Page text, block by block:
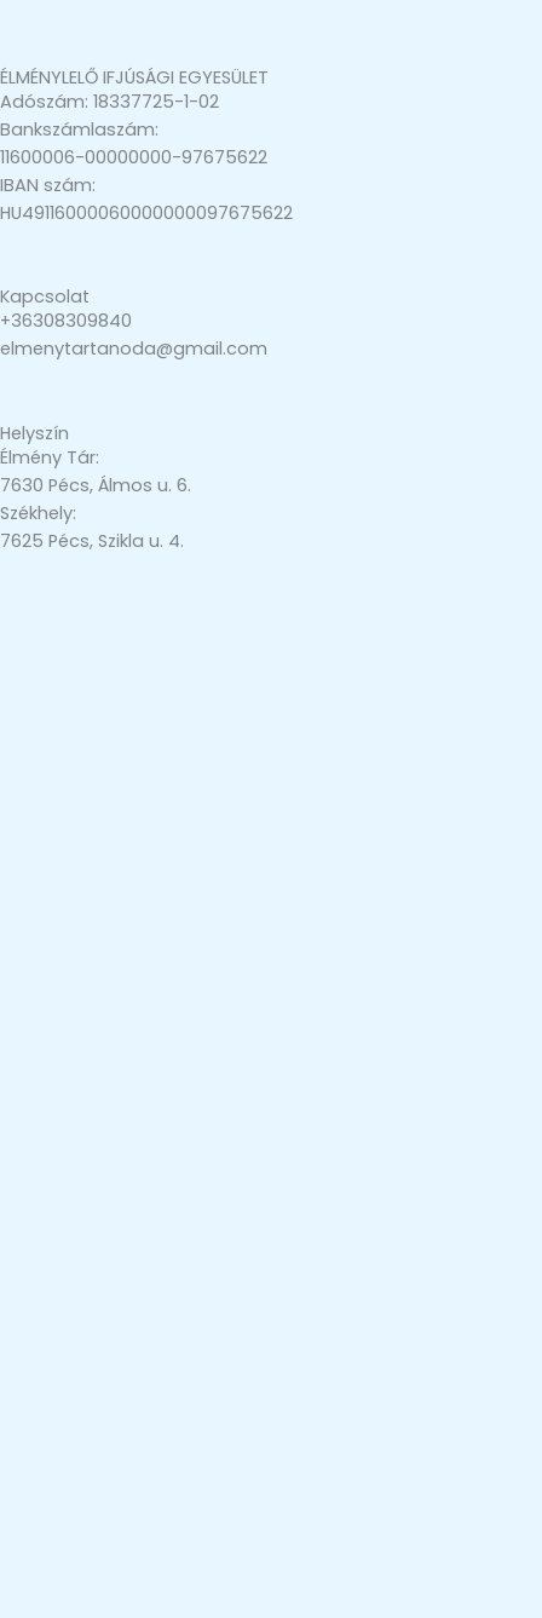
ÉLMÉNYLELŐ IFJÚSÁGI EGYESÜLET
Adószám: 18337725-1-02
Bankszámlaszám:
11600006-00000000-97675622
IBAN szám:
HU49116000060000000097675622
Kapcsolat
+36308309840
elmenytartanoda@gmail.com
Helyszín
Élmény Tár:
7630 Pécs, Álmos u. 6.
Székhely:
7625 Pécs, Szikla u. 4.